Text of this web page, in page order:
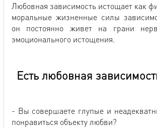
Любовная зависимость истощает как
моральные жизненные силы
он постоянно живет на грани
эмоционального истощения.
Есть любовная
- Вы совершаете глупые и
понравиться объекту любви?